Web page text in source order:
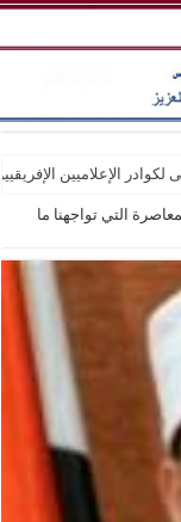
لكوادر الإعلاميين
التي تواجهنا ما